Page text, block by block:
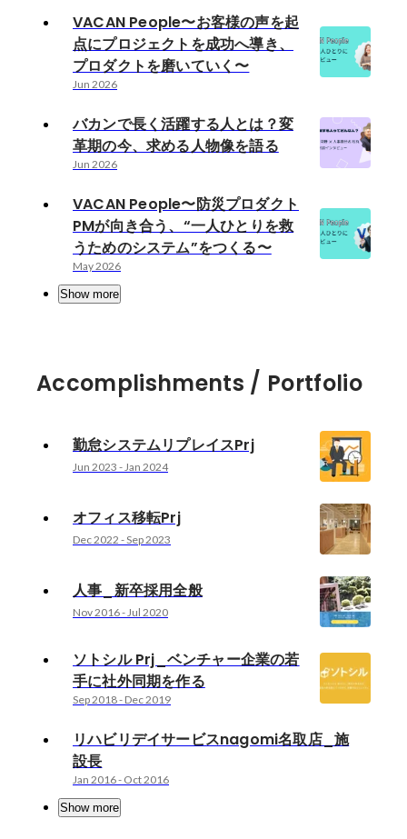
VACAN People〜お客様の声を起
点にプロジェクトを成功へ導き、
プロダクトを磨いていく〜
Jun 2026
バカンで長く活躍する人とは？変
革期の今、求める人物像を語る
Jun 2026
VACAN People〜防災プロダクト
PMが向き合う、“一人ひとりを救
うためのシステム”をつくる〜
May 2026
Show more
Accomplishments / Portfolio
勤怠システムリプレイスPrj
Jun 2023 -Jan 2024
オフィス移転Prj
Dec 2022 -Sep 2023
人事_新卒採用全般
Nov 2016-Jul 2020
ソトシル Prj_ベンチャー企業の若
手に社外同期を作る
Sep 2018- Dec 2019
リハビリデイサービスnagomi名取店_施
設長
Jan 2016- Oct 2016
Show more